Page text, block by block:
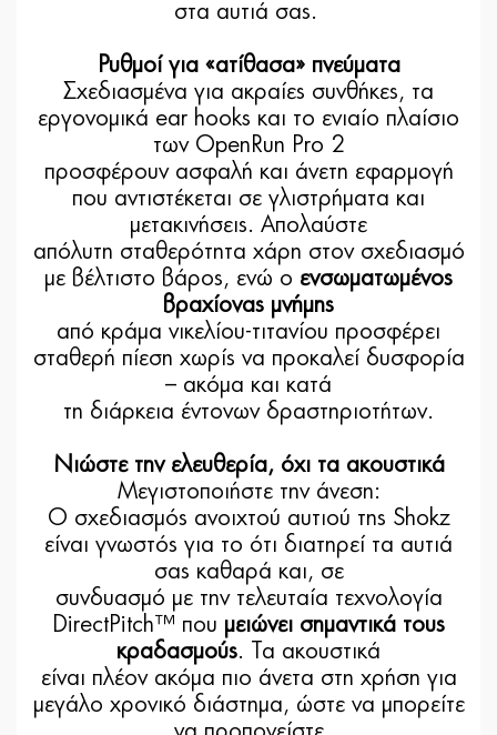
στα αυτιά σας.
Ρυθμοί για «ατίθασα» πνεύματα
Σχεδιασμένα για ακραίες συνθήκες, τα
εργονομικά ear hooks και το ενιαίο πλαίσιο
των OpenRun Pro 2
προσφέρουν ασφαλή και άνετη εφαρμογή
που αντιστέκεται σε γλιστρήματα και
μετακινήσεις. Απολαύστε
απόλυτη σταθερότητα χάρη στον σχεδιασμό
με βέλτιστο βάρος, ενώ ο ενσωματωμένος
βραχίονας μνήμης
από κράμα νικελίου-τιτανίου προσφέρει
σταθερή πίεση χωρίς να προκαλεί δυσφορία
– ακόμα και κατά
τη διάρκεια έντονων δραστηριοτήτων.
Νιώστε την ελευθερία, όχι τα ακουστικά
Μεγιστοποιήστε την άνεση:
Ο σχεδιασμός ανοιχτού αυτιού της Shokz
είναι γνωστός για το ότι διατηρεί τα αυτιά
σας καθαρά και, σε
συνδυασμό με την τελευταία τεχνολογία
DirectPitch™ που μειώνει σημαντικά τους
κραδασμούς. Τα ακουστικά
είναι πλέον ακόμα πιο άνετα στη χρήση για
μεγάλο χρονικό διάστημα, ώστε να μπορείτε